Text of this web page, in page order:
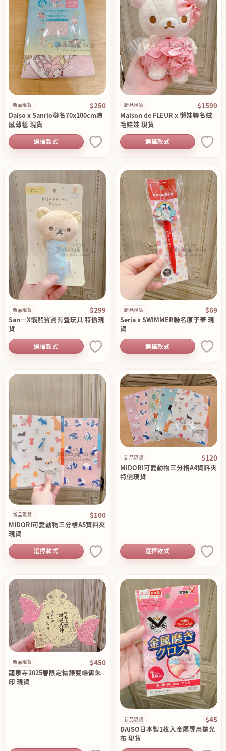
新品現貨 $250
Daiso x Sanrio聯名70x100cm凉
感薄毯 現貨
選擇款式
新品現貨 $1599
Maison de FLEUR x 懶妹聯名絨
毛娃娃 現貨
選擇款式
新品現貨 $299
San－X懶熊寶寶有聲玩具 特價現
貨
選擇款式
新品現貨 $69
Seria x SWIMMER聯名原子筆 現
貨
選擇款式
新品現貨 $100
MIDORI可愛動物三分格A5資料夾
現貨
選擇款式
新品現貨 $120
MIDORI可愛動物三分格A4資料夾
特價現貨
選擇款式
新品現貨 $450
龍泉寺2025春限定懷錶雙蝶御朱
印 現貨
新品現貨 $45
DAISO日本製1枚入金屬專用拋光
布 現貨